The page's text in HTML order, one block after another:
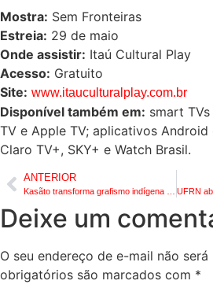
Mostra: Sem Fronteiras
Estreia: 29 de maio
Onde assistir: Itaú Cultural Play
Acesso: Gratuito
Site: www.itauculturalplay.com.br
Disponível também em: smart
TV e Apple TV; aplicativos Android
Claro TV+, SKY+ e Watch Brasil.
ANTERIOR
Kasãto transforma grafismo indígena em pedagogia da memória e recoloca Pelotas diante de sua presença indígena
Deixe um
O seu endereço de e-mail não
obrigatórios são marcados com *